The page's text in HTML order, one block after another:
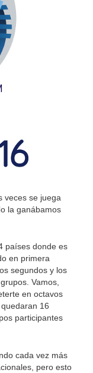
veces se juega
la ganábamos
países donde es
en primera
segundos y los
Vamos,
en octavos
16
participantes
cada vez más
pero esto